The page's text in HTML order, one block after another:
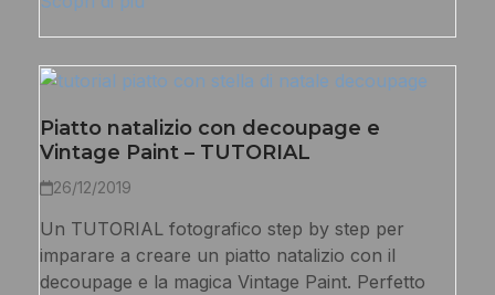
Piatto natalizio con decoupage e
Vintage Paint – TUTORIAL
26/12/2019
Un TUTORIAL fotografico step by step per
imparare a creare un piatto natalizio con il
decoupage e la magica Vintage Paint. Perfetto